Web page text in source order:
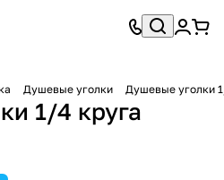
Душевые уголки Душевые уголки
1/4 круга